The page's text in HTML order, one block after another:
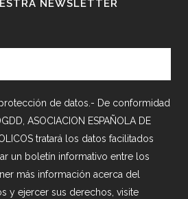
NEWSLETTER
de datos.- De conformidad
ASOCIACION ESPAÑOLA DE
tratará los datos facilitados
un boletín informativo entre los
más información acerca del
y ejercer sus derechos, visite